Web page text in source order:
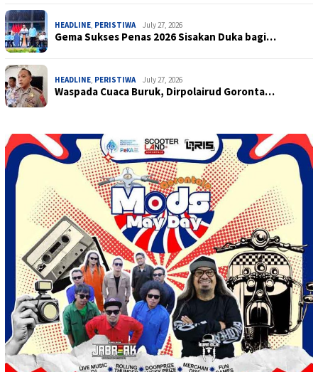
HEADLINE PERISTIWA July 27, 2026
Gema Sukses Penas 2026 Sisakan Duka bagi…
HEADLINE PERISTIWA July 27, 2026
Waspada Cuaca Buruk, Dirpolairud Goronta…